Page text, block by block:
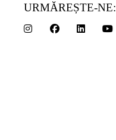
URMĂREȘTE-NE: